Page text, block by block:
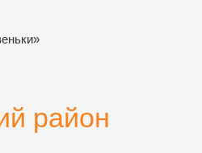
район